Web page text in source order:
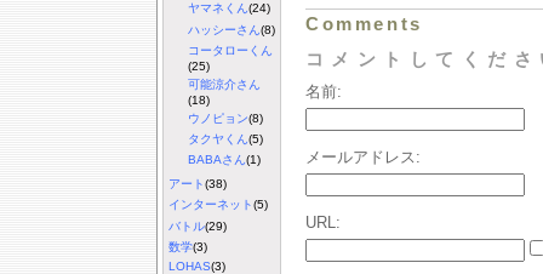
ヤマネくん(24)
ハッシーさん (8)
コータローくん
(25)
可能涼介さん
(18)
ウノピョン(8)
タクヤくん (5)
BABAさん (1)
アート(38)
インターネット(5)
バトル(29)
数学(3)
LOHAS(3)
Comments
コメントしてくだ
名前:
メールアドレス:
URL: